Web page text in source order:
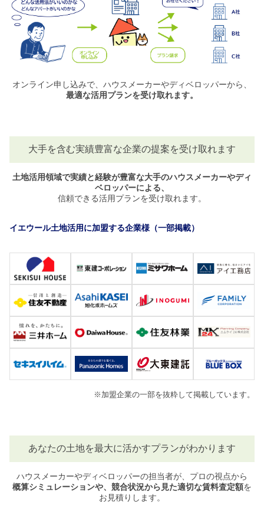
オンライン申し込みで、ハウスメーカーやディベロッパーから、
最適な活用プランを受け取れます。
大手を含む実績豊富な企業の提案を受け取れます
土地活用領域で実績と経験が豊富な大手のハウスメーカーやディ
ベロッパーによる、
信頼できる活用プランを受け取れます。
イエウール土地活用に加盟する企業様（一部掲載）
※加盟企業の一部を抜粋して掲載しています。
あなたの土地を最大に活かすプランがわかります
ハウスメーカーやディベロッパーの担当者が、プロの視点から
概算シミュレーションや、競合状況から見た適切な賃料査定額を
お見積りします。